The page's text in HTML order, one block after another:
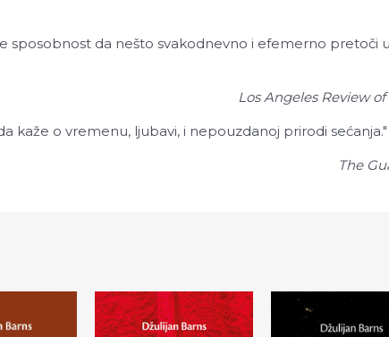
sposobnost da nešto svakodnevno i efemerno pretoči
Los Angeles Review of
kaže o vremenu, ljubavi, i nepouzdanoj prirodi sećanja."
The